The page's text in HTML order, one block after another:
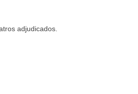
adjudicados.